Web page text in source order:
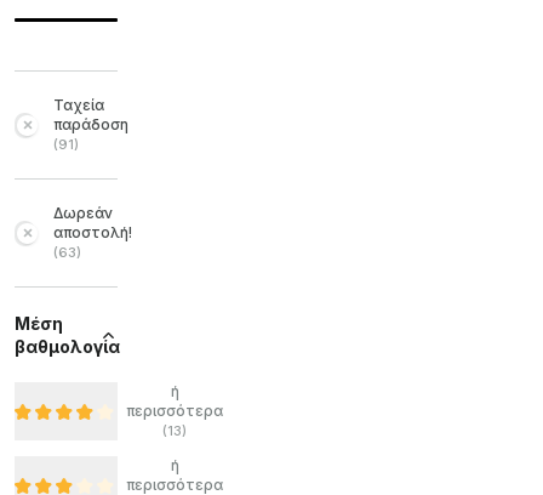
Ταχεία
παράδοση
(91)
Δωρεάν
αποστολή!
(63)
Μέση
βαθμολογία
ή
περισσότερα
(13)
ή
περισσότερα